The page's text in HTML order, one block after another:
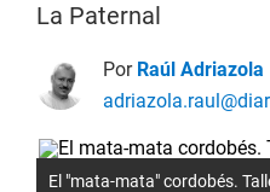
La Paternal
Por Raúl Adriazola
El "mata-mata" cordobés.